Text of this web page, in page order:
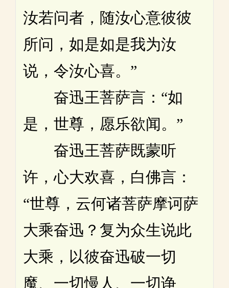
汝若问者，随汝心意彼彼
所问，如是如是我为汝
说，令汝心喜。”
奋迅王菩萨言：“如
是，世尊，愿乐欲闻。”
奋迅王菩萨既蒙听
许，心大欢喜，白佛言：
“世尊，云何诸菩萨摩诃萨
大乘奋迅？复为众生说此
大乘，以彼奋迅破一切
魔、一切慢人、一切诤